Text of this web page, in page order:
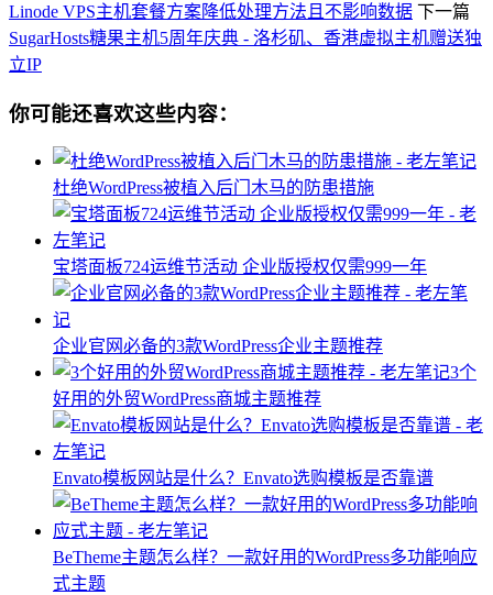
Linode VPS主机套餐方案降低处理方法且不影响数据 下一篇
SugarHosts糖果主机5周年庆典 - 洛杉矶、香港虚拟主机赠送独
立IP
你可能还喜欢这些内容：
杜绝WordPress被植入后门木马的防患措施
宝塔面板724运维节活动 企业版授权仅需999一年
企业官网必备的3款WordPress企业主题推荐
3个
好用的外贸WordPress商城主题推荐
Envato模板网站是什么？Envato选购模板是否靠谱
BeTheme主题怎么样？一款好用的WordPress多功能响应
式主题